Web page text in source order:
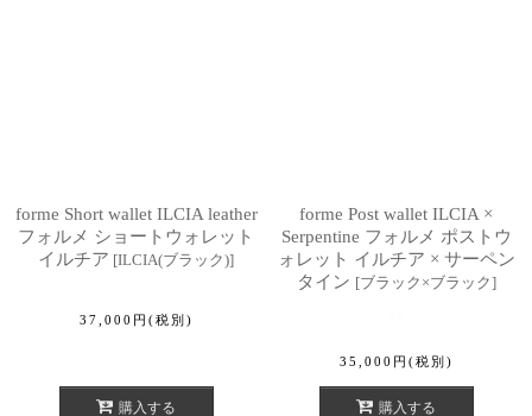
forme Short wallet ILCIA leather
フォルメ ショートウォレット
イルチア [ILCIA(ブラック)]
37,000 円 (税別)
購入する
forme Post wallet ILCIA ×
Serpentine フォルメ ポストウ
ォレット イルチア × サーペン
タイン [ブラック×ブラック]
35,000 円 (税別)
購入する